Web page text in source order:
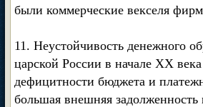
были коммерческие векселя
11. Неустойчивость денежного
царской России в начале XX века
дефицитности бюджета и
большая внешняя задолженность